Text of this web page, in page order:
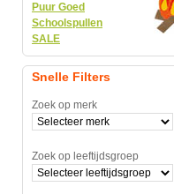
Puur Goed
Schoolspullen
SALE
Snelle Filters
Zoek op merk
Zoek op leeftijdsgroep